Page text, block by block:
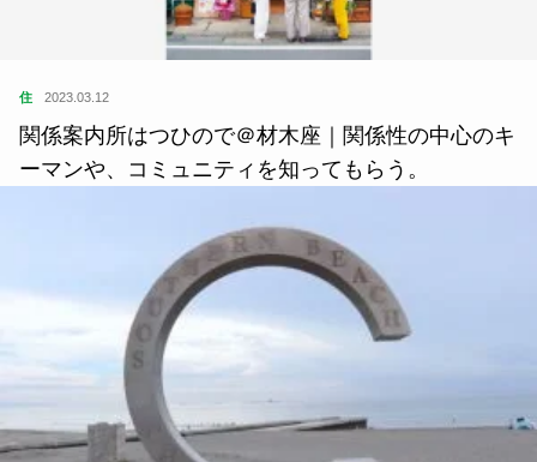
住 2023.03.12
関係案内所はつひので＠材木座｜関係性の中心のキ
ーマンや、コミュニティを知ってもらう。